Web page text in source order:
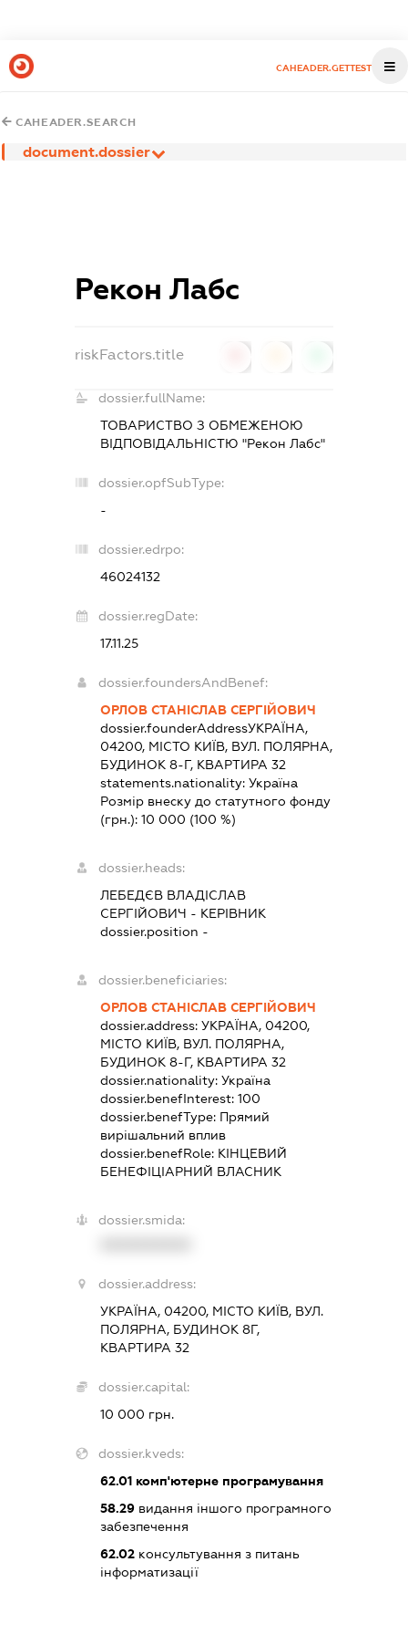
CAHEADER.GETTEST
CAHEADER.SEARCH
document.dossier
Рекон Лабс
riskFactors.title
dossier.fullName:
ТОВАРИСТВО З ОБМЕЖЕНОЮ
ВІДПОВІДАЛЬНІСТЮ "Рекон Лабс"
dossier.opfSubType:
-
dossier.edrpo:
46024132
dossier.regDate:
17.11.25
dossier.foundersAndBenef:
ОРЛОВ СТАНІСЛАВ СЕРГІЙОВИЧ
dossier.founderAddressУКРАЇНА,
04200, МІСТО КИЇВ, ВУЛ. ПОЛЯРНА,
БУДИНОК 8-Г, КВАРТИРА 32
statements.nationality: Україна
Розмір внеску до статутного фонду
(грн.): 10 000 (100 %)
dossier.heads:
ЛЕБЕДЄВ ВЛАДІСЛАВ
СЕРГІЙОВИЧ - КЕРІВНИК
dossier.position -
dossier.beneficiaries:
ОРЛОВ СТАНІСЛАВ СЕРГІЙОВИЧ
dossier.address: УКРАЇНА, 04200,
МІСТО КИЇВ, ВУЛ. ПОЛЯРНА,
БУДИНОК 8-Г, КВАРТИРА 32
dossier.nationality: Україна
dossier.benefInterest: 100
dossier.benefType: Прямий
вирішальний вплив
dossier.benefRole: КІНЦЕВИЙ
БЕНЕФІЦІАРНИЙ ВЛАСНИК
dossier.smida:
dossier.address:
УКРАЇНА, 04200, МІСТО КИЇВ, ВУЛ.
ПОЛЯРНА, БУДИНОК 8Г,
КВАРТИРА 32
dossier.capital:
10 000 грн.
dossier.kveds:
62.01комп'ютерне програмування
58.29видання іншого програмного
забезпечення
62.02консультування з питань
інформатизації